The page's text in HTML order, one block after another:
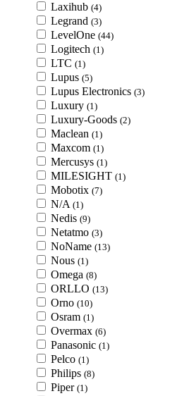
Laxihub (4)
Legrand (3)
LevelOne (44)
Logitech (1)
LTC (1)
Lupus (5)
Lupus Electronics (3)
Luxury (1)
Luxury-Goods (2)
Maclean (1)
Maxcom (1)
Mercusys (1)
MILESIGHT (1)
Mobotix (7)
N/A (1)
Nedis (9)
Netatmo (3)
NoName (13)
Nous (1)
Omega (8)
ORLLO (13)
Orno (10)
Osram (1)
Overmax (6)
Panasonic (1)
Pelco (1)
Philips (8)
Piper (1)